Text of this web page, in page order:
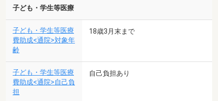
子ども・学生等医療
子ども・学生等医療
費助成<通院>対象年
齢
18歳3月末まで
子ども・学生等医療
費助成<通院>自己負
担
自己負担あり